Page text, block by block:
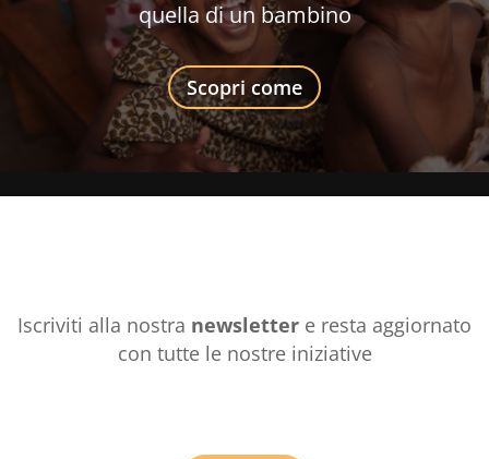
quella di un bambino
Scopri come
Iscriviti alla nostra newsletter e resta aggiornato
con tutte le nostre iniziative